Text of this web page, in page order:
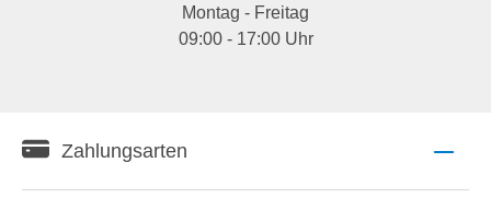
Montag - Freitag
09:00 - 17:00 Uhr
Zahlungsarten